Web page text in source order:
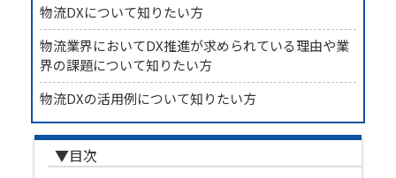
物流DXについて知りたい方
物流業界においてDX推進が求められている理由や業
界の課題について知りたい方
物流DXの活用例について知りたい方